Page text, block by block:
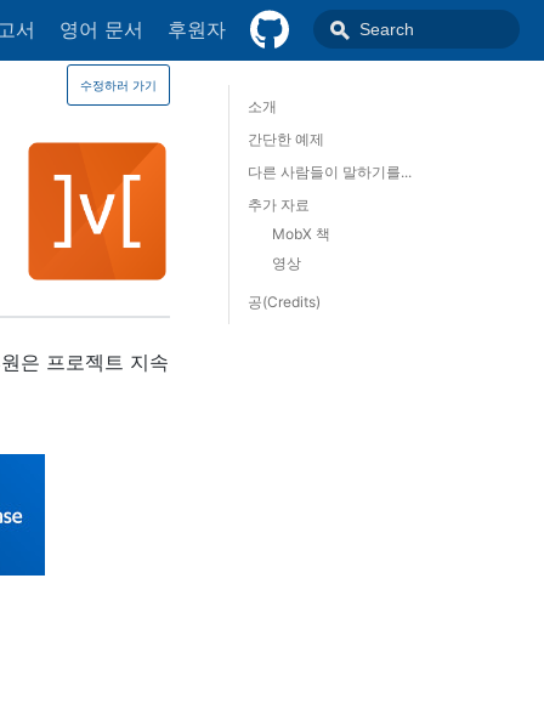
서 영어 문서 후원자
수정하러 가기️
은 프로젝트 지속
소개
간단한 예제
다른 사람들이 말하기를...
추가 자료
MobX 책
영상
공(Credits)